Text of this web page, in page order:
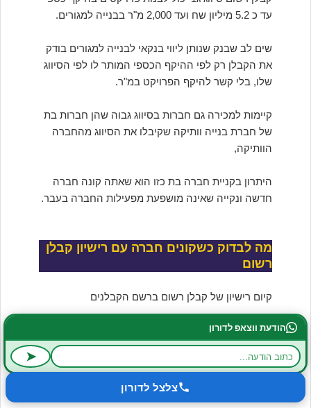
עד כ 5.2 מיליון שח ועד 2,000 מ"ר בבנייה למגורים.
שים לב שבנק שנותן ליווי בנקאי לבנייה למגורים בודק
את הקבלן רק לפי ההיקף הכספי המותר לו לפי הסיווג
שלו, בלי קשר להיקף הפרויקט במ"ר.
קיימות למכירה גם חברות בסיווג גבוה שהן חברות בת
של חברת בנייה וותיקה שקיבלו את הסיווג מהחברה
הוותיקה,
היתרון בקניית חברה בת כזו הוא שאתה קונה חברה
חדשה ונקייה שאינה מושפעת מפעילות החברה בעבר.
מה לבדוק כשקונים חברה עם רישיון קבלן
רשום
קיום רישיון של קבלן רשום ברשם הקבלנים
על איזה בסיס התקבל הרישיון מרשם הקבלנים ?
האם הרישיון מבוסס על בעל החברה בעצמו או
הודעת ווצאפ לדורון
➤
צלצל לדורון